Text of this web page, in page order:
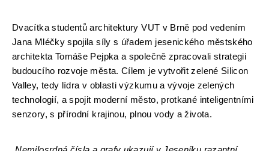
Dvacítka studentů architektury VUT v Brně pod vedením
Jana Mléčky spojila síly s úřadem jesenického městského
architekta Tomáše Pejpka a společně zpracovali strategii
budoucího rozvoje města. Cílem je vytvořit zelené Silicon
Valley, tedy lídra v oblasti výzkumu a vývoje zelených
technologií, a spojit moderní město, protkané inteligentními
senzory, s přírodní krajinou, plnou vody a života.